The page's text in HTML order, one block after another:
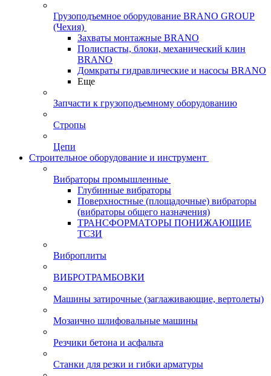
Грузоподъемное оборудование BRANO GROUP
(Чехия)
Захваты монтажные BRANO
Полиспасты, блоки, механический клин
BRANO
Домкраты гидравлические и насосы BRANO
Еще
Запчасти к грузоподъемному оборудованию
Стропы
Цепи
Строительное оборудование и инструмент
Вибраторы промышленные
Глубинные вибраторы
Поверхностные (площадочные) вибраторы
(вибраторы общего назначения)
ТРАНСФОРМАТОРЫ ПОНИЖАЮЩИЕ
ТСЗИ
Виброплиты
ВИБРОТРАМБОВКИ
Машины затирочные (заглаживающие, вертолеты)
Мозаично шлифовальные машины
Резчики бетона и асфальта
Станки для резки и гибки арматуры